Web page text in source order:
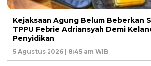
Kejaksaan Agung Belum Beberkan
TPPU Febrie Adriansyah Demi
Penyidikan
5 Agustus 2026 | 8:45 am WIB